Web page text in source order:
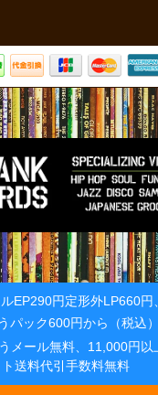
EP290円定形外LP660円
パック600円から（税込）
メール無料、11,000円以
ト送料代引手数料無料